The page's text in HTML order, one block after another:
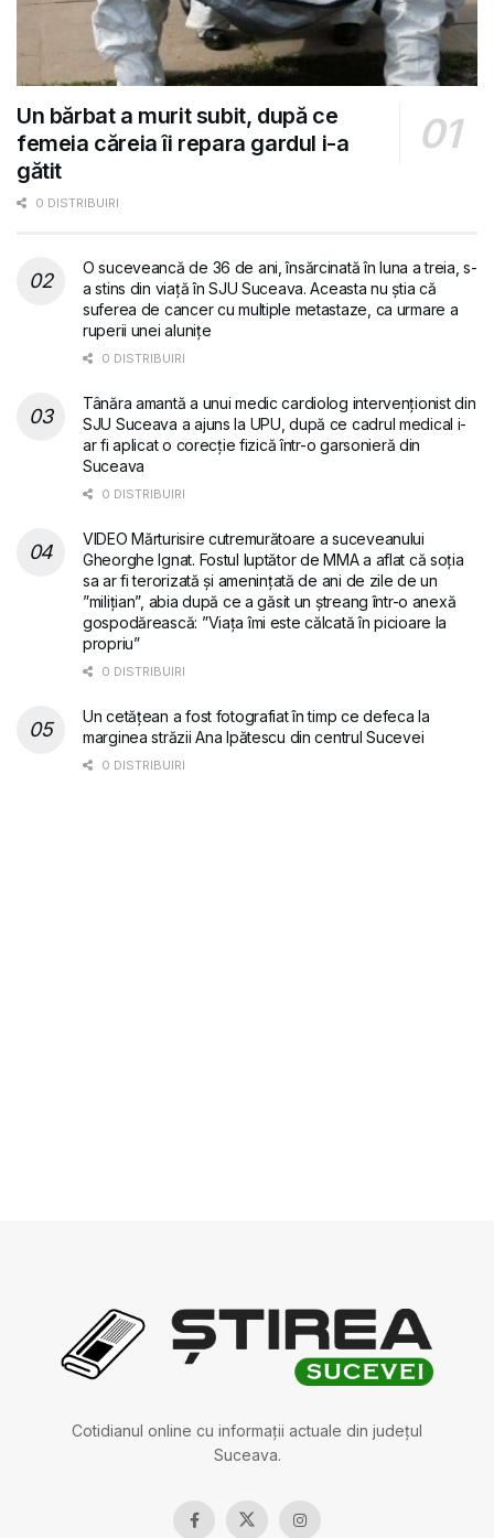
Un bărbat a murit subit, după ce
femeia căreia îi repara gardul i-a
gătit
0 DISTRIBUIRI
O suceveancă de 36 de ani, însărcinată în luna a treia, s-
a stins din viață în SJU Suceava. Aceasta nu știa că
suferea de cancer cu multiple metastaze, ca urmare a
ruperii unei alunițe
0 DISTRIBUIRI
Tânăra amantă a unui medic cardiolog intervenționist din
SJU Suceava a ajuns la UPU, după ce cadrul medical i-
ar fi aplicat o corecție fizică într-o garsonieră din
Suceava
0 DISTRIBUIRI
VIDEO Mărturisire cutremurătoare a suceveanului
Gheorghe Ignat. Fostul luptător de MMA a aflat că soția
sa ar fi terorizată și amenințată de ani de zile de un
”milițian”, abia după ce a găsit un ștreang într-o anexă
gospodărească: ”Viața îmi este călcată în picioare la
propriu”
0 DISTRIBUIRI
Un cetățean a fost fotografiat în timp ce defeca la
marginea străzii Ana Ipătescu din centrul Sucevei
0 DISTRIBUIRI
Cotidianul online cu informații actuale din județul
Suceava.